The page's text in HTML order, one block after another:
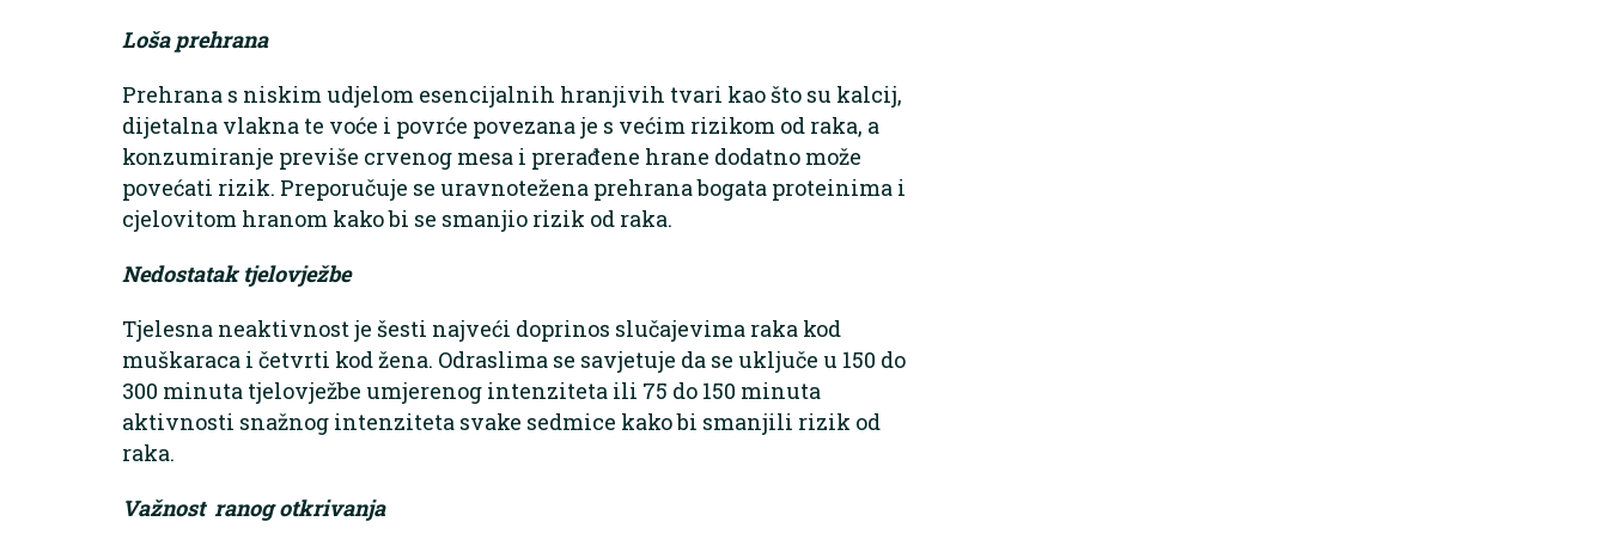
Loša prehrana
Prehrana s niskim udjelom esencijalnih hranjivih tvari kao što su kalcij,
dijetalna vlakna te voće i povrće povezana je s većim rizikom od raka, a
konzumiranje previše crvenog mesa i prerađene hrane dodatno može
povećati rizik. Preporučuje se uravnotežena prehrana bogata proteinima i
cjelovitom hranom kako bi se smanjio rizik od raka.
Nedostatak tjelovježbe
Tjelesna neaktivnost je šesti najveći doprinos slučajevima raka kod
muškaraca i četvrti kod žena. Odraslima se savjetuje da se uključe u 150 do
300 minuta tjelovježbe umjerenog intenziteta ili 75 do 150 minuta
aktivnosti snažnog intenziteta svake sedmice kako bi smanjili rizik od
raka.
Važnost ranog otkrivanja